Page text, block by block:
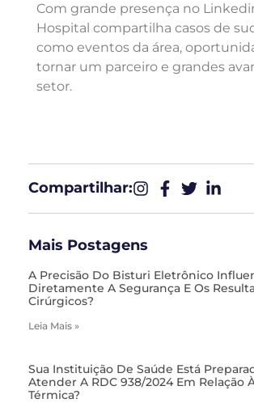
Com grande presença no
Hospital compartilha casos de
como eventos da área,
tornar um parceiro e grandes
setor.
Compartilhar:​
Mais Postagens
A Precisão Do Bisturi Eletrônico
Diretamente A Segurança E Os
Cirúrgicos?
Leia Mais »
Sua Instituição De Saúde Está
Atender A RDC 938/2024 Em Relação
Térmica?